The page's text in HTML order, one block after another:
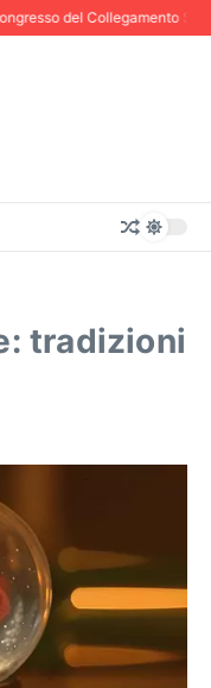
del Collegamento
tradizioni